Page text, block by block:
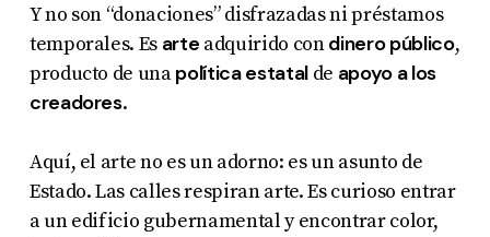
Y no son “donaciones” disfrazadas ni préstamos
temporales. Es arte adquirido condinero público,
producto de unapolítica estatal de apoyo a los
creadores.
Aquí, el arte no es un adorno: es un asunto de
Estado. Las calles respiran arte. Es curioso entrar
a un edificio gubernamental y encontrar color,